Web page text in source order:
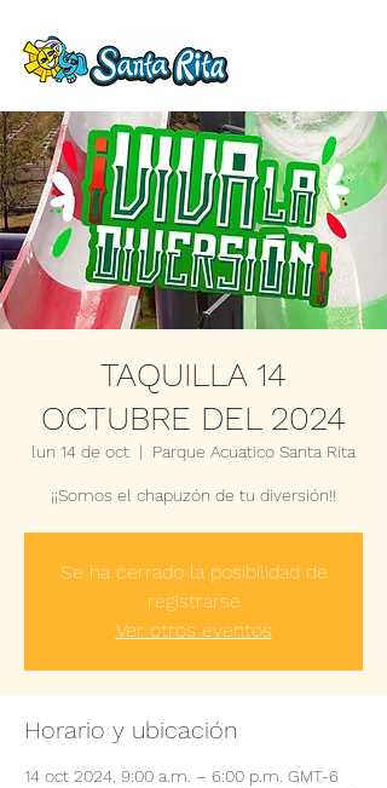
TAQUILLA 14
OCTUBRE DEL 2024
lun 14 de oct
  |
Parque Acuatico Santa Rita
¡¡Somos el chapuzón de tu diversión!!
Se ha cerrado la posibilidad de
registrarse
Ver otros eventos
Horario y ubicación
14 oct 2024, 9:00 a.m. – 6:00 p.m. GMT-6